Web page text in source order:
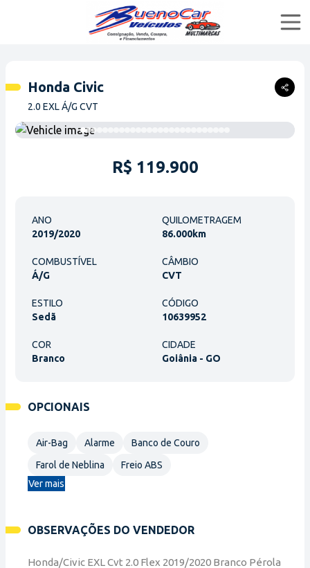
Home
Ofertas
buenocarveiculosmultimarcas
buenocar_veiculos
Honda Civic
2.0 EXL Á/G CVT
R$ 119.900
ANO
2019/2020
QUILOMETRAGEM
86.000km
COMBUSTÍVEL
Á/G
CÂMBIO
CVT
ESTILO
Sedã
CÓDIGO
10639952
COR
Branco
CIDADE
Goiânia - GO
OPCIONAIS
Air-Bag Alarme
Banco de Couro
Farol de Neblina
Freio ABS
Ver mais
OBSERVAÇÕES DO VENDEDOR
Honda/Civic EXL Cvt 2.0 Flex 2019/2020 Branco Pérola